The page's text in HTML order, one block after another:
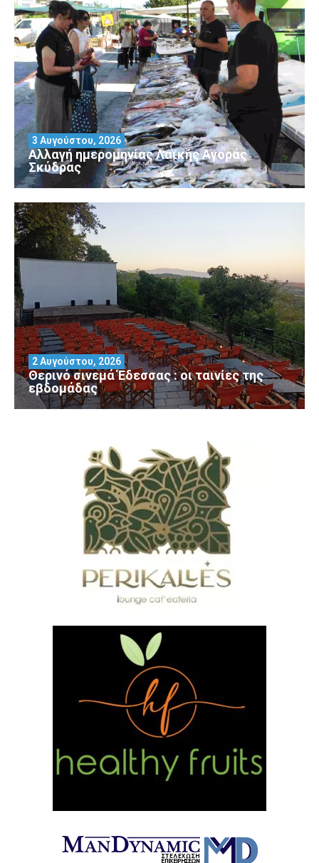
Αλλαγή ημερομηνίας Λαϊκής Αγοράς
Σκύδρας
3 Αυγούστου, 2026
Θερινό σινεμά Έδεσσας : οι ταινίες της
εβδομάδας
2 Αυγούστου, 2026